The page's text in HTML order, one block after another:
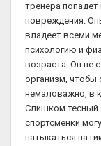
тренера попадет
повреждения.
владеет всеми
психологию и
возраста. Он не
организм, чтобы
немаловажно, в
Слишком тесный
спортсменки
натыкаться на